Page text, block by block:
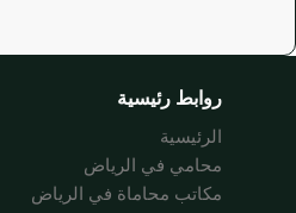
روابط رئيسية
الرئيسية
محامي في الرياض
مكاتب محاماة في الرياض